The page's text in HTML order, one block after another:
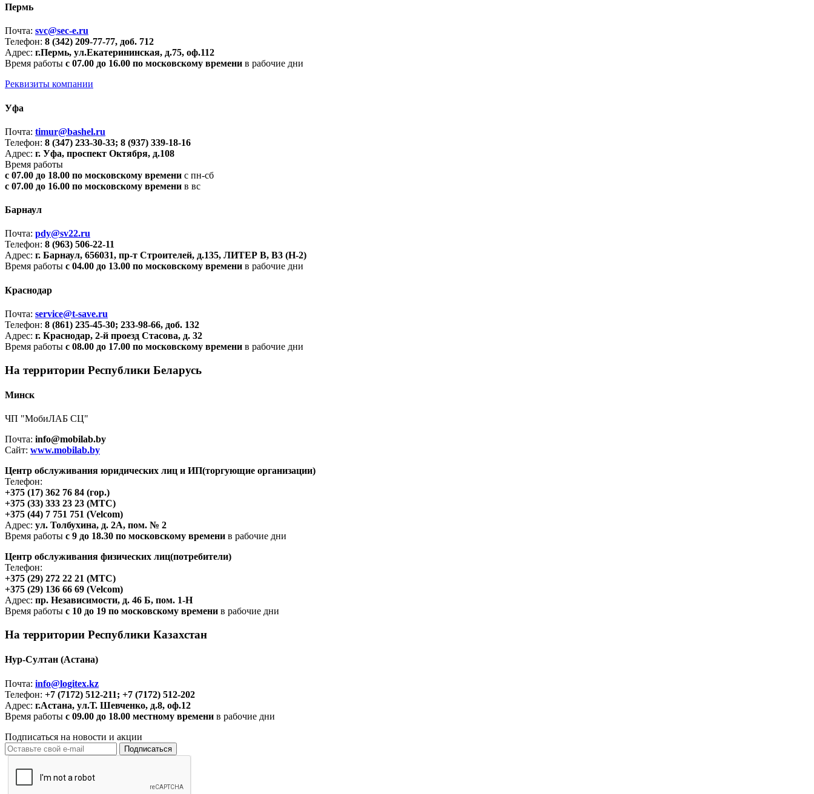
Пермь
Почта: svc@sec-e.ru
Телефон: 8 (342) 209-77-77, доб. 712
Адрес: г.Пермь, ул.Екатерининская, д.75, оф.112
Время работы с 07.00 до 16.00 по московскому времени в рабочие дни
Реквизиты компании
Уфа
Почта: timur@bashel.ru
Телефон: 8 (347) 233-30-33; 8 (937) 339-18-16
Адрес: г. Уфа, проспект Октября, д.108
Время работы
с 07.00 до 18.00 по московскому времени с пн-сб
с 07.00 до 16.00 по московскому времени в вс
Барнаул
Почта: pdy@sv22.ru
Телефон: 8 (963) 506-22-11
Адрес: г. Барнаул, 656031, пр-т Строителей, д.135, ЛИТЕР В, В3 (Н-2)
Время работы с 04.00 до 13.00 по московскому времени в рабочие дни
Краснодар
Почта: service@t-save.ru
Телефон: 8 (861) 235-45-30; 233-98-66, доб. 132
Адрес: г. Краснодар, 2-й проезд Стасова, д. 32
Время работы с 08.00 до 17.00 по московскому времени в рабочие дни
На территории Республики Беларусь
Минск
ЧП "МобиЛАБ СЦ"
Почта: info@mobilab.by
Сайт: www.mobilab.by
Центр обслуживания юридических лиц и ИП(торгующие организации)
Телефон:
+375 (17) 362 76 84 (гор.)
+375 (33) 333 23 23 (МТС)
+375 (44) 7 751 751 (Velcom)
Адрес: ул. Толбухина, д. 2А, пом. № 2
Время работы с 9 до 18.30 по московскому времени в рабочие дни
Центр обслуживания физических лиц(потребители)
Телефон:
+375 (29) 272 22 21 (МТС)
+375 (29) 136 66 69 (Velcom)
Адрес: пр. Независимости, д. 46 Б, пом. 1-Н
Время работы с 10 до 19 по московскому времени в рабочие дни
На территории Республики Казахстан
Нур-Султан (Астана)
Почта: info@logitex.kz
Телефон: +7 (7172) 512-211; +7 (7172) 512-202
Адрес: г.Астана, ул.Т. Шевченко, д.8, оф.12
Время работы с 09.00 до 18.00 местному времени в рабочие дни
Подписаться на новости и акции
Подписаться